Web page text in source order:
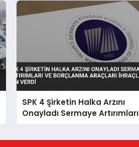
SPK 4 Şirketin Halka Arzını
Onayladı Sermaye Artırımları
ve Borçlanma Araçları